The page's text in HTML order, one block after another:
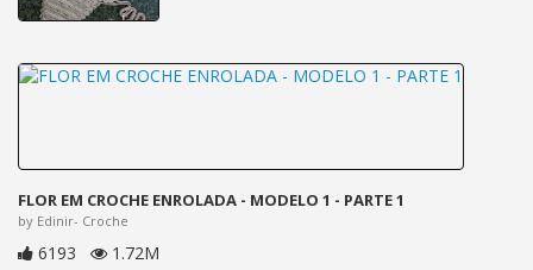
FLOR EM CROCHE ENROLADA - MODELO 1 - PARTE 1
by Edinir- Croche
6193 1.72M